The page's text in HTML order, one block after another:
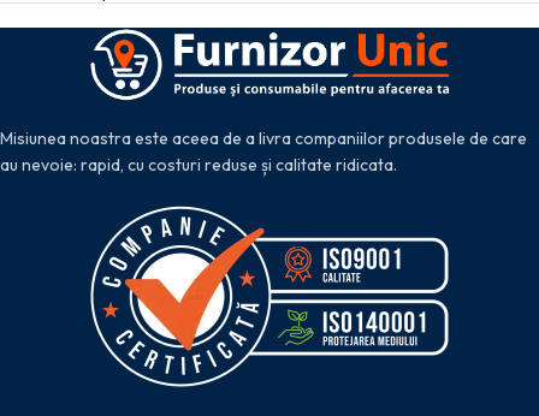
Misiunea noastra este aceea de a livra companiilor produsele de care
au nevoie: rapid, cu costuri reduse și calitate ridicata.